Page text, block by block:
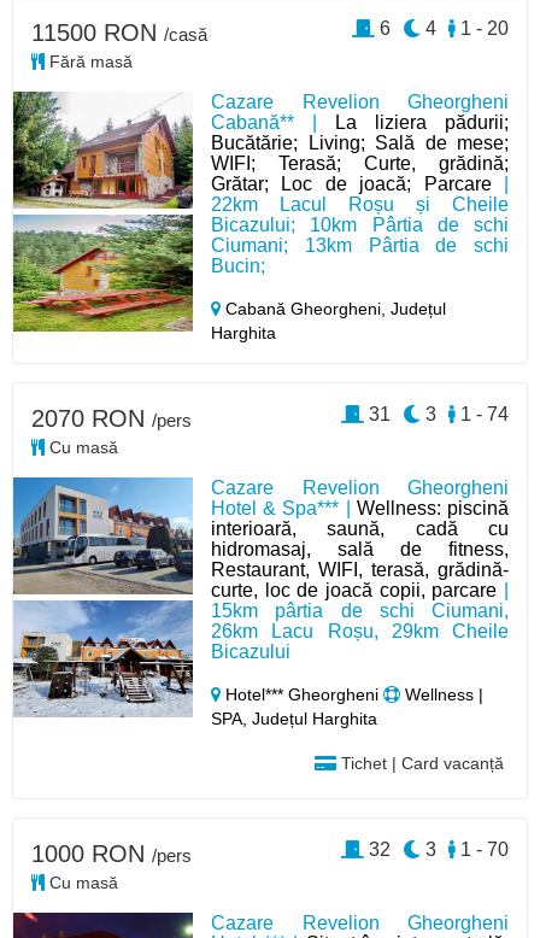
Cazare Revelion Gheorgheni
Cabană** |
La liziera pădurii;
Bucătărie; Living; Sală de mese;
WIFI; Terasă; Curte, grădină;
Grătar; Loc de joacă; Parcare|
22km Lacul Roșu și Cheile
Bicazului; 10km Pârtia de schi
Ciumani; 13km Pârtia de schi
Bucin;
Cabană Gheorgheni,Județul
Harghita
11500 RON /casă
Fără masă
1 - 20
4
6
Cazare Revelion Gheorgheni
Hotel & Spa*** | Wellness: piscină
interioară, saună, cadă cu
hidromasaj, sală de fitness,
Restaurant, WIFI, terasă, grădină-
curte, loc de joacă copii, parcare
15km pârtia de schi Ciumani,
26km Lacu Roșu, 29km Cheile
Bicazului
Hotel*** Gheorgheni
Wellness |
SPA, Județul Harghita
Tichet | Card vacanță
2070 RON /pers
Cu masă
1 - 74
3
31
Cazare Revelion Gheorgheni
1000 RON /pers
Cu masă
1 - 70
3
32